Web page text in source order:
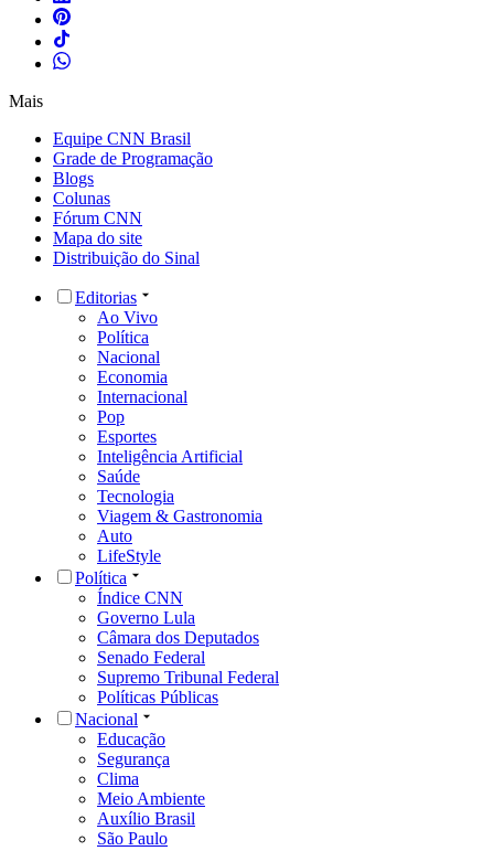
Mais
Equipe CNN Brasil
Grade de Programação
Blogs
Colunas
Fórum CNN
Mapa do site
Distribuição do Sinal
Editorias
Ao Vivo
Política
Nacional
Economia
Internacional
Pop
Esportes
Inteligência Artificial
Saúde
Tecnologia
Viagem & Gastronomia
Auto
LifeStyle
Política
Índice CNN
Governo Lula
Câmara dos Deputados
Senado Federal
Supremo Tribunal Federal
Políticas Públicas
Nacional
Educação
Segurança
Clima
Meio Ambiente
Auxílio Brasil
São Paulo